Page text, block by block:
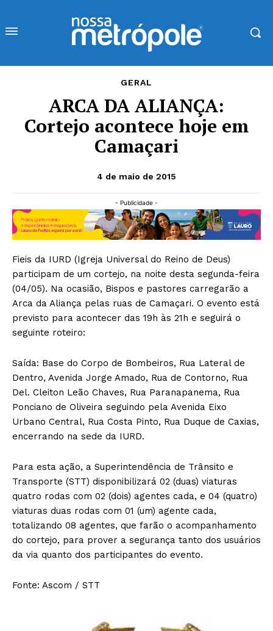
GERAL
ARCA DA ALIANÇA:
Cortejo acontece hoje em
Camaçari
4 de maio de 2015
- Publicidade -
Fieis da IURD (Igreja Universal do Reino de Deus)
participam de um cortejo, na noite desta segunda-feira
(04/05). Na ocasião, Bispos e pastores carregarão a
Arca da Aliança pelas ruas de Camaçari. O evento está
previsto para acontecer das 19h às 21h e seguirá o
seguinte roteiro:
Saída: Base do Corpo de Bombeiros, Rua Lateral de
Dentro, Avenida Jorge Amado, Rua de Contorno, Rua
Del. Cleiton Leão Chaves, Rua Paranapanema, Rua
Ponciano de Oliveira seguindo pela Avenida Eixo
Urbano Central, Rua Costa Pinto, Rua Duque de Caxias,
encerrando na sede da IURD.
Para esta ação, a Superintendência de Trânsito e
Transporte (STT) disponibilizará 02 (duas) viaturas
quatro rodas com 02 (dois) agentes cada, e 04 (quatro)
viaturas duas rodas com 01 (um) agente cada,
totalizando 08 agentes, que farão o acompanhamento
do cortejo, para prover a segurança tanto dos usuários
da via quanto dos participantes do evento.
Fonte: Ascom / STT